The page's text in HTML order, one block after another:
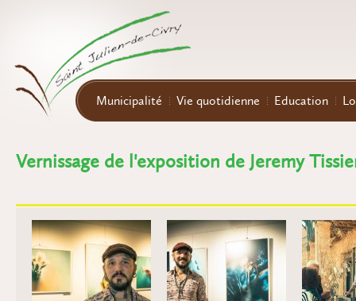
Municipalité Vie quotidienne Education
Vernissage de l'exposition de Jeremy